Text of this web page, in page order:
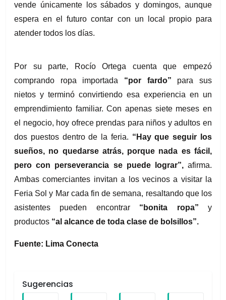
vende únicamente los sábados y domingos, aunque
espera en el futuro contar con un local propio para
atender todos los días.
Por su parte, Rocío Ortega cuenta que empezó
comprando ropa importada “por fardo” para sus
nietos y terminó convirtiendo esa experiencia en un
emprendimiento familiar. Con apenas siete meses en
el negocio, hoy ofrece prendas para niños y adultos en
dos puestos dentro de la feria. “Hay que seguir los
sueños, no quedarse atrás, porque nada es fácil,
pero con perseverancia se puede lograr”, afirma.
Ambas comerciantes invitan a los vecinos a visitar la
Feria Sol y Mar cada fin de semana, resaltando que los
asistentes pueden encontrar “bonita ropa” y
productos “al alcance de toda clase de bolsillos”.
Fuente: Lima Conecta
Sugerencias